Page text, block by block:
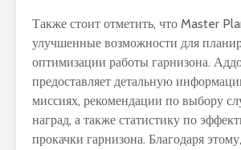
Также стоит отметить, что Master
улучшенные возможности для
оптимизации работы гарнизона.
предоставляет детальную
миссиях, рекомендации по выбору
наград, а также статистику по
прокачки гарнизона. Благодаря